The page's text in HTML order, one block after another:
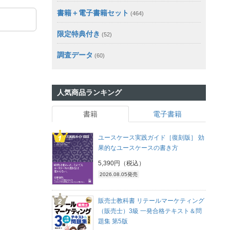
書籍＋電子書籍セット (464)
限定特典付き (52)
調査データ (60)
人気商品ランキング
書籍 電子書籍
ユースケース実践ガイド［復刻版］ 効
果的なユースケースの書き方
5,390円（税込）
2026.08.05発売
販売士教科書 リテールマーケティング
（販売士）3級 一発合格テキスト＆問
題集 第5版